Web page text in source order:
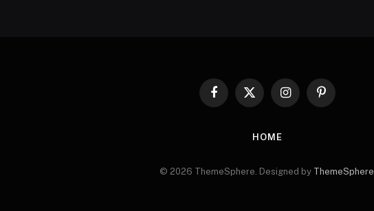
Facebook
X
InstagramPinterest
HOME
© 2026 ThemeSphere. Designed by ThemeSphere